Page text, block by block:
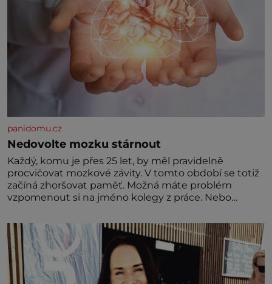
panidomu.cz
Nedovolte mozku stárnout
Každý, komu je přes 25 let, by měl pravidelně
procvičovat mozkové závity. V tomto období se totiž
začíná zhoršovat paměť. Možná máte problém
vzpomenout si na jméno kolegy z práce. Nebo
nedávno přečetli. Je to opravdu tak, s věkem jako
kdyby se paměť rozhodla stávkovat. Cvičte